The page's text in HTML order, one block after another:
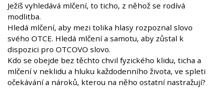
Ježíš vyhledává mlčení, to ticho, z něhož se rodívá
modlitba.
Hledá mlčení, aby mezi tolika hlasy rozpoznal slovo
svého OTCE. Hledá mlčení a samotu, aby zůstal k
dispozici pro OTCOVO slovo.
Kdo se obejde bez těchto chvil fyzického klidu, ticha a
mlčení v neklidu a hluku každodenního života, ve spleti
očekávání a nároků, kterou na něho ostatní nastražují?